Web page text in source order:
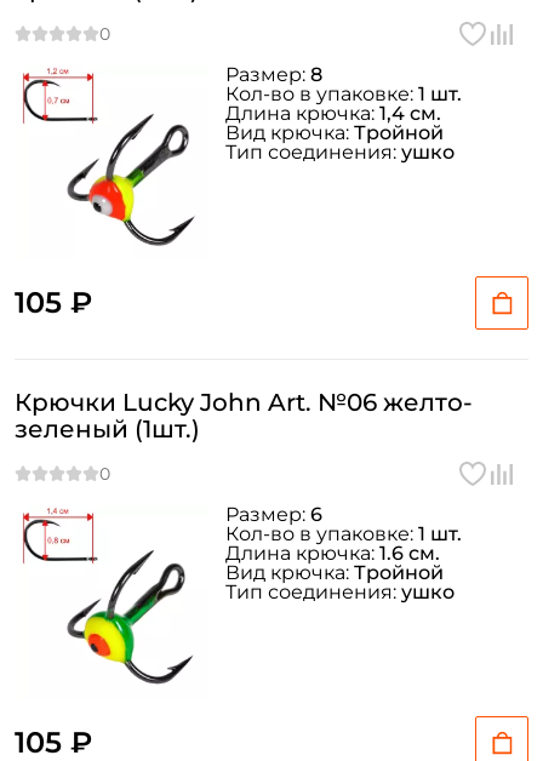
105 ₽
Размер: 8
Кол-во в упаковке: 1 шт.
Длина крючка: 1,4 см.
Вид крючка: Тройной
Тип соединения: ушко
Крючки Lucky John Art. №06 желто-
зеленый (1шт.)
105 ₽
Размер: 6
Кол-во в упаковке: 1 шт.
Длина крючка: 1.6 см.
Вид крючка: Тройной
Тип соединения: ушко